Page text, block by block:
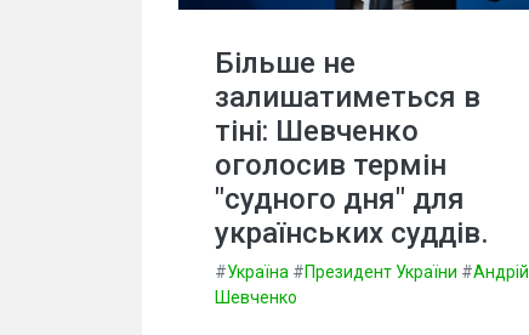
Більше не
залишатиметься в
тіні: Шевченко
оголосив термін
"судного дня" для
українських суддів.
#Україна #Президент України #Андрій
Шевченко